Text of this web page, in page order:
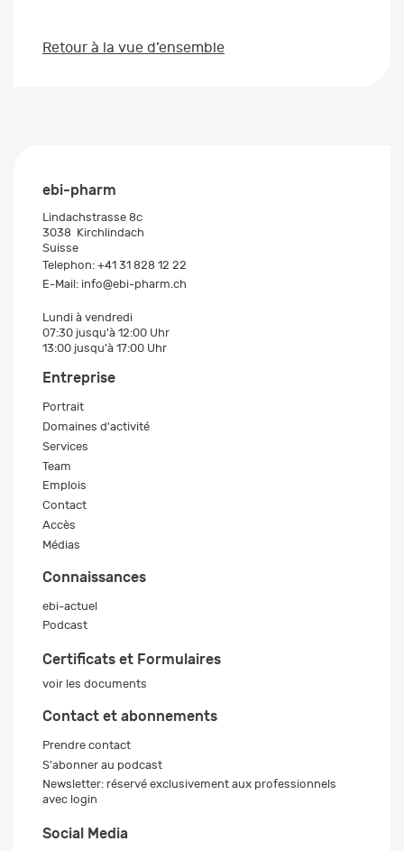
Retour à la vue d’ensemble
ebi-pharm
Lindachstrasse 8c
3038 Kirchlindach
Suisse
Telephon: +41 31 828 12 22
E-Mail: info@ebi-pharm.ch
Lundi à vendredi
07:30 jusqu'à 12:00 Uhr
13:00 jusqu'à 17:00 Uhr
Entreprise
Portrait
Domaines d'activité
Services
Team
Emplois
Contact
Accès
Médias
Connaissances
ebi-actuel
Podcast
Certificats et Formulaires
voir les documents
Contact et abonnements
Prendre contact
S'abonner au podcast
Newsletter: réservé exclusivement aux professionnels
avec login
Social Media